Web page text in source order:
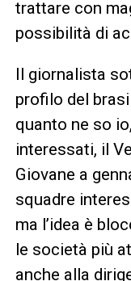
trattare con
possibilità di
Il giornalista
profilo del
quanto ne so
interessati, il
Giovane a
squadre
ma l’idea è
le società più
anche alla